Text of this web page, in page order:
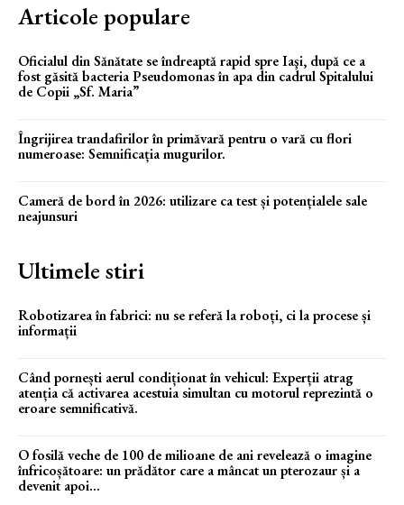
Articole populare
Oficialul din Sănătate se îndreaptă rapid spre Iaşi, după ce a
fost găsită bacteria Pseudomonas în apa din cadrul Spitalului
de Copii „Sf. Maria”
Îngrijirea trandafirilor în primăvară pentru o vară cu flori
numeroase: Semnificația mugurilor.
Cameră de bord în 2026: utilizare ca test și potențialele sale
neajunsuri
Ultimele stiri
Robotizarea în fabrici: nu se referă la roboți, ci la procese și
informații
Când pornești aerul condiționat în vehicul: Experții atrag
atenția că activarea acestuia simultan cu motorul reprezintă o
eroare semnificativă.
O fosilă veche de 100 de milioane de ani revelează o imagine
înfricoșătoare: un prădător care a mâncat un pterozaur și a
devenit apoi...